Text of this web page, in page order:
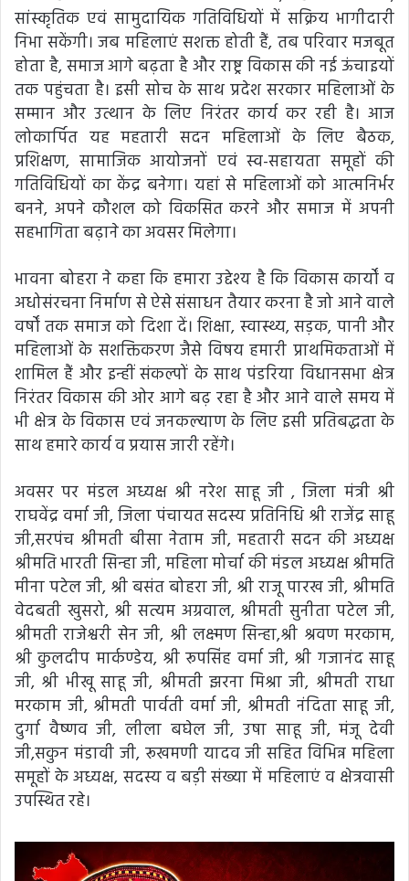
सांस्कृतिक एवं सामुदायिक गतिविधियों में सक्रिय भागीदारी
निभा सकेंगी। जब महिलाएं सशक्त होती हैं, तब परिवार मजबूत
होता है, समाज आगे बढ़ता है और राष्ट्र विकास की नई ऊंचाइयों
तक पहुंचता है। इसी सोच के साथ प्रदेश सरकार महिलाओं के
सम्मान और उत्थान के लिए निरंतर कार्य कर रही है। आज
लोकार्पित यह महतारी सदन महिलाओं के लिए बैठक,
प्रशिक्षण, सामाजिक आयोजनों एवं स्व-सहायता समूहों की
गतिविधियों का केंद्र बनेगा। यहां से महिलाओं को आत्मनिर्भर
बनने, अपने कौशल को विकसित करने और समाज में अपनी
सहभागिता बढ़ाने का अवसर मिलेगा।
भावना बोहरा ने कहा कि हमारा उद्देश्य है कि विकास कार्यों व
अधोसंरचना निर्माण से ऐसे संसाधन तैयार करना है जो आने वाले
वर्षों तक समाज को दिशा दें। शिक्षा, स्वास्थ्य, सड़क, पानी और
महिलाओं के सशक्तिकरण जैसे विषय हमारी प्राथमिकताओं में
शामिल हैं और इन्हीं संकल्पों के साथ पंडरिया विधानसभा क्षेत्र
निरंतर विकास की ओर आगे बढ़ रहा है और आने वाले समय में
भी क्षेत्र के विकास एवं जनकल्याण के लिए इसी प्रतिबद्धता के
साथ हमारे कार्य व प्रयास जारी रहेंगे।
अवसर पर मंडल अध्यक्ष श्री नरेश साहू जी , जिला मंत्री श्री
राघवेंद्र वर्मा जी, जिला पंचायत सदस्य प्रतिनिधि श्री राजेंद्र साहू
जी,सरपंच श्रीमती बीसा नेताम जी, महतारी सदन की अध्यक्ष
श्रीमति भारती सिन्हा जी, महिला मोर्चा की मंडल अध्यक्ष श्रीमति
मीना पटेल जी, श्री बसंत बोहरा जी, श्री राजू पारख जी, श्रीमति
वेदबती खुसरो, श्री सत्यम अग्रवाल, श्रीमती सुनीता पटेल जी,
श्रीमती राजेश्वरी सेन जी, श्री लक्ष्मण सिन्हा,श्री श्रवण मरकाम,
श्री कुलदीप मार्कण्डेय, श्री रूपसिंह वर्मा जी, श्री गजानंद साहू
जी, श्री भीखू साहू जी, श्रीमती झरना मिश्रा जी, श्रीमती राधा
मरकाम जी, श्रीमती पार्वती वर्मा जी, श्रीमती नंदिता साहू जी,
दुर्गा वैष्णव जी, लीला बघेल जी, उषा साहू जी, मंजू देवी
जी,सकुन मंडावी जी, रूखमणी यादव जी सहित विभिन्न महिला
समूहों के अध्यक्ष, सदस्य व बड़ी संख्या में महिलाएं व क्षेत्रवासी
उपस्थित रहे।